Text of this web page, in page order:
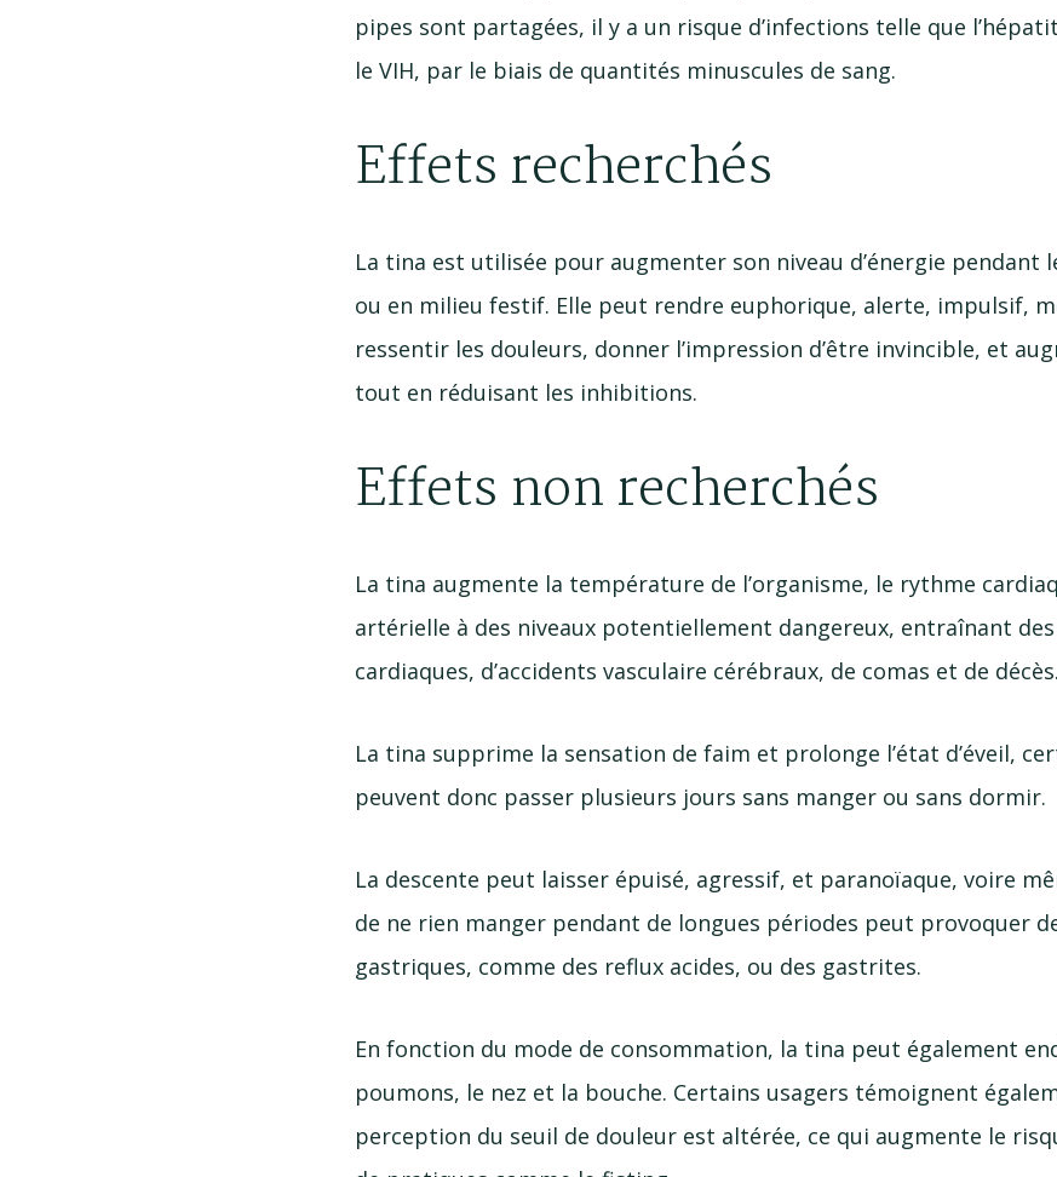
pipes sont partagées, il y a un risque d’infections telle que
le VIH, par le biais de quantités minuscules de sang.
Effets recherchés
La tina est utilisée pour augmenter son niveau d’énergie pendant
ou en milieu festif. Elle peut rendre euphorique, alerte, impulsif,
ressentir les douleurs, donner l’impression d’être invincible, et
tout en réduisant les inhibitions.
Effets non recherchés
La tina augmente la température de l’organisme, le rythme
artérielle à des niveaux potentiellement dangereux, entraînant
cardiaques, d’accidents vasculaire cérébraux, de comas et de décès.
La tina supprime la sensation de faim et prolonge l’état d’éveil,
peuvent donc passer plusieurs jours sans manger ou sans dormir.
La descente peut laisser épuisé, agressif, et paranoïaque, voire
de ne rien manger pendant de longues périodes peut provoquer
gastriques, comme des reflux acides, ou des gastrites.
En fonction du mode de consommation, la tina peut également
poumons, le nez et la bouche. Certains usagers témoignent
perception du seuil de douleur est altérée, ce qui augmente le